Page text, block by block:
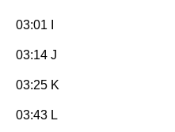
03:01 I
03:14 J
03:25 K
03:43 L